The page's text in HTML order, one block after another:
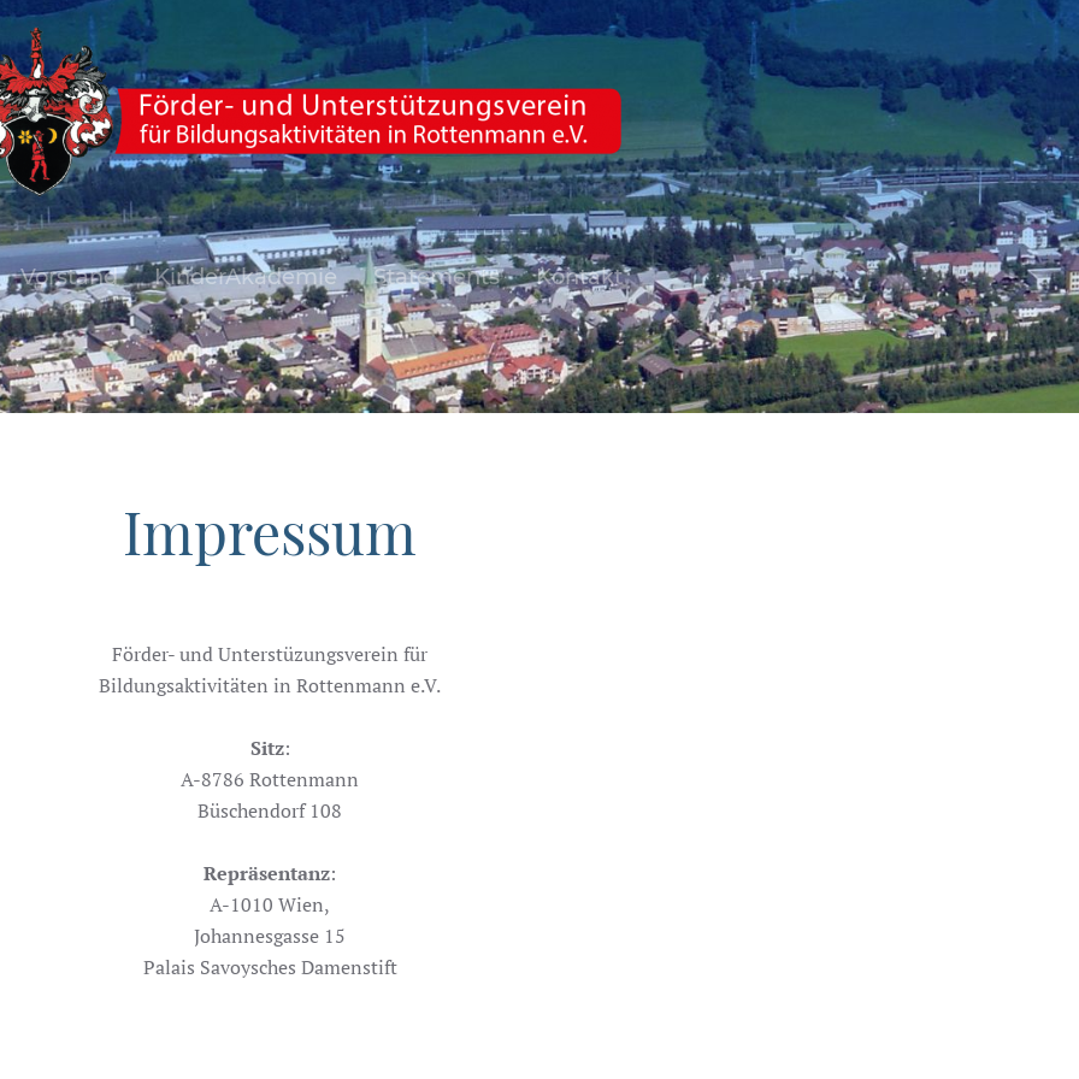
Vorstand KinderAkademie Statements Kontakt
Impressum
Förder- und Unterstüzungsverein für
Bildungsaktivitäten in Rottenmann e.V.
Sitz:
A-8786 Rottenmann
Büschendorf 108
Repräsentanz:
A-1010 Wien,
Johannesgasse 15
Palais Savoysches Damenstift